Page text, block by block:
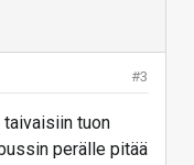
#3
tuon
perälle pitää